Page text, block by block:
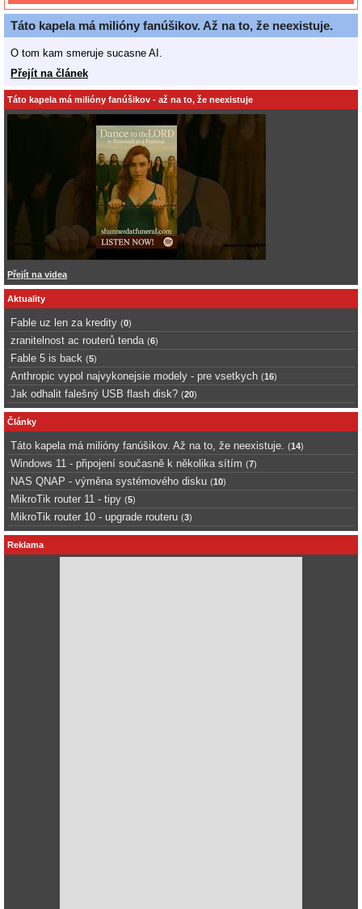
Táto kapela má milióny fanúšikov. Až na to, že neexistuje.
O tom kam smeruje sucasne AI.
Přejít na článek
Táto kapela má milióny fanúšikov - až na to, že neexistuje
Přejít na videa
Aktuality
Fable uz len za kredity (0)
zranitelnost ac routerů tenda (6)
Fable 5 is back (5)
Anthropic vypol najvykonejsie modely - pre vsetkych (16)
Jak odhalit falešný USB flash disk? (20)
Články
Táto kapela má milióny fanúšikov. Až na to, že neexistuje. (14)
Windows 11 - připojení současně k několika sítím (7)
NAS QNAP - výměna systémového disku (10)
MikroTik router 11 - tipy (5)
MikroTik router 10 - upgrade routeru (3)
Reklama